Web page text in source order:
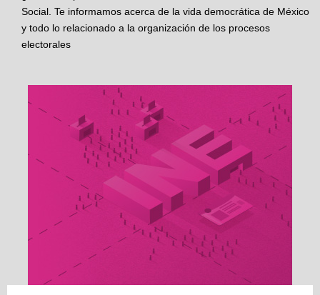
Social. Te informamos acerca de la vida democrática de México
y todo lo relacionado a la organización de los procesos
electorales